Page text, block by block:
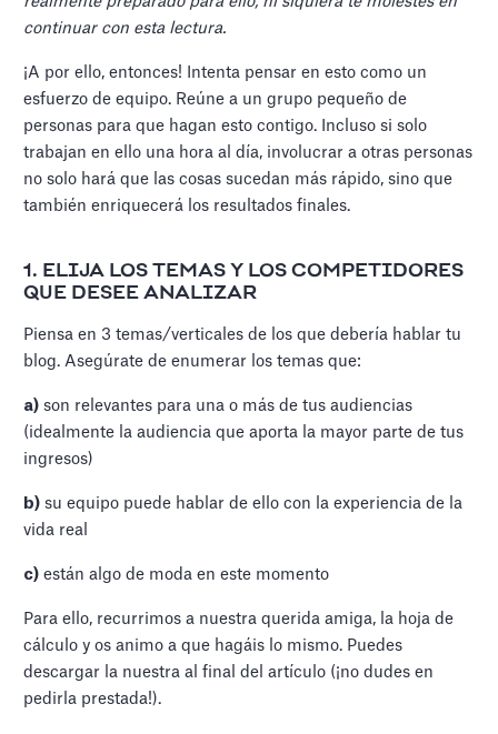
continuar con esta lectura.
¡A por ello, entonces! Intenta pensar en esto como un
esfuerzo de equipo. Reúne a un grupo pequeño de
personas para que hagan esto contigo. Incluso si solo
trabajan en ello una hora al día, involucrar a otras personas
no solo hará que las cosas sucedan más rápido, sino que
también enriquecerá los resultados finales.
1. ELIJA LOS TEMAS Y LOS COMPETIDORES
QUE DESEE ANALIZAR
Piensa en 3 temas/verticales de los que debería hablar tu
blog. Asegúrate de enumerar los temas que:
a) son relevantes para una o más de tus audiencias
(idealmente la audiencia que aporta la mayor parte de tus
ingresos)
b) su equipo puede hablar de ello con la experiencia de la
vida real
c) están algo de moda en este momento
Para ello, recurrimos a nuestra querida amiga, la hoja de
cálculo y os animo a que hagáis lo mismo. Puedes
descargar la nuestra al final del artículo (¡no dudes en
pedirla prestada!).